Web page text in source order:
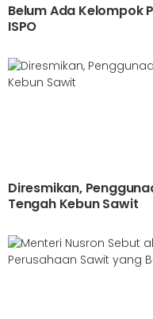
Belum Ada Kelompok
ISPO
Diresmikan,
Tengah Kebun Sawit